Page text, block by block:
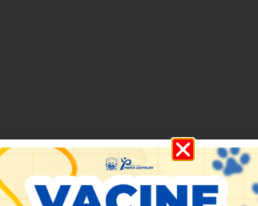
o autor não possuía carteira
foi removida ao pátio
com seus direitos constitucionais